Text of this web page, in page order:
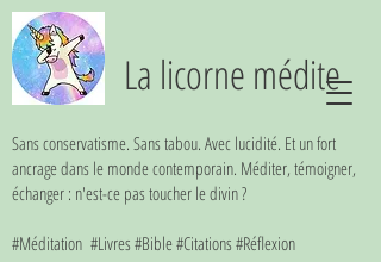
La licorne médite
Sans conservatisme. Sans tabou. Avec lucidité. Et un fort
ancrage dans le monde contemporain. Méditer, témoigner,
échanger : n'est-ce pas toucher le divin ?
#Méditation #Livres #Bible #Citations #Réflexion